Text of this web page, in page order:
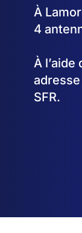
À
4
À
SFR.